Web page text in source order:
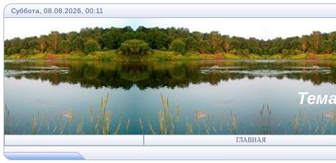
Суббота, 08.08.2026, 00:11
ГЛАВНАЯ